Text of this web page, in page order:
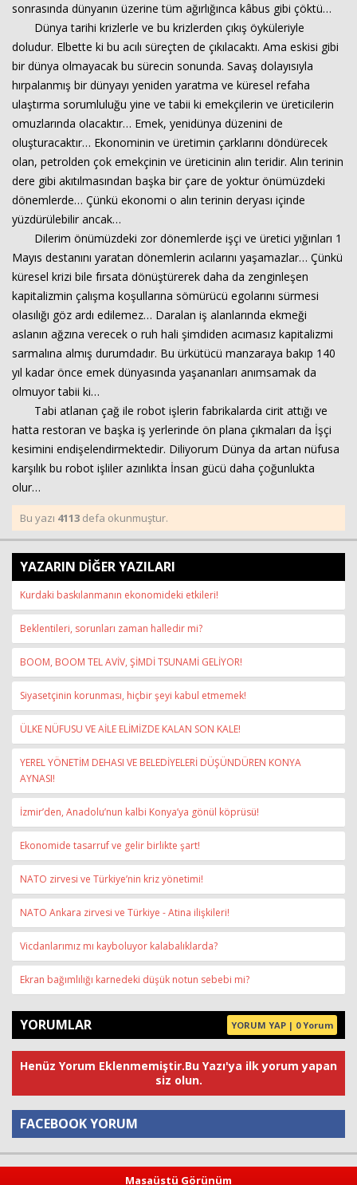
sonrasında dünyanın üzerine tüm ağırlığınca kâbus gibi çöktü…
Dünya tarihi krizlerle ve bu krizlerden çıkış öyküleriyle
doludur. Elbette ki bu acılı süreçten de çıkılacaktı. Ama eskisi gibi
bir dünya olmayacak bu sürecin sonunda. Savaş dolayısıyla
hırpalanmış bir dünyayı yeniden yaratma ve küresel refaha
ulaştırma sorumluluğu yine ve tabii ki emekçilerin ve üreticilerin
omuzlarında olacaktır… Emek, yenidünya düzenini de
oluşturacaktır… Ekonominin ve üretimin çarklarını döndürecek
olan, petrolden çok emekçinin ve üreticinin alın teridir. Alın terinin
dere gibi akıtılmasından başka bir çare de yoktur önümüzdeki
dönemlerde… Çünkü ekonomi o alın terinin deryası içinde
yüzdürülebilir ancak…
Dilerim önümüzdeki zor dönemlerde işçi ve üretici yığınları 1
Mayıs destanını yaratan dönemlerin acılarını yaşamazlar… Çünkü
küresel krizi bile fırsata dönüştürerek daha da zenginleşen
kapitalizmin çalışma koşullarına sömürücü egolarını sürmesi
olasılığı göz ardı edilemez… Daralan iş alanlarında ekmeği
aslanın ağzına verecek o ruh hali şimdiden acımasız kapitalizmi
sarmalına almış durumdadır. Bu ürkütücü manzaraya bakıp 140
yıl kadar önce emek dünyasında yaşananları anımsamak da
olmuyor tabii ki…
Tabi atlanan çağ ile robot işlerin fabrikalarda cirit attığı ve
hatta restoran ve başka iş yerlerinde ön plana çıkmaları da İşçi
kesimini endişelendirmektedir. Diliyorum Dünya da artan nüfusa
karşılık bu robot işliler azınlıkta İnsan gücü daha çoğunlukta
olur…
Bu yazı 4113 defa okunmuştur.
YAZARIN DİĞER YAZILARI
Kurdaki baskılanmanın ekonomideki etkileri!
Beklentileri, sorunları zaman halledir mi?
BOOM, BOOM TEL AVİV, ŞİMDİ TSUNAMİ GELİYOR!
Siyasetçinin korunması, hiçbir şeyi kabul etmemek!
ÜLKE NÜFUSU VE AİLE ELİMİZDE KALAN SON KALE!
YEREL YÖNETİM DEHASI VE BELEDİYELERİ DÜŞÜNDÜREN KONYA
AYNASI!
İzmir’den, Anadolu’nun kalbi Konya’ya gönül köprüsü!
Ekonomide tasarruf ve gelir birlikte şart!
NATO zirvesi ve Türkiye’nin kriz yönetimi!
NATO Ankara zirvesi ve Türkiye - Atina ilişkileri!
Vicdanlarımız mı kayboluyor kalabalıklarda?
Ekran bağımlılığı karnedeki düşük notun sebebi mi?
YORUMLAR YORUM YAP | 0 Yorum
Henüz Yorum Eklenmemiştir.Bu Yazı'ya ilk yorum yapan
siz olun.
FACEBOOK YORUM
Masaüstü Görünüm